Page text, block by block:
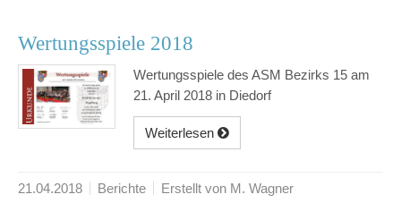
Wertungsspiele 2018
Wertungsspiele des ASM Bezirks 15 am
21. April 2018 in Diedorf
Weiterlesen
21.04.2018 Berichte Erstellt von M. Wagner